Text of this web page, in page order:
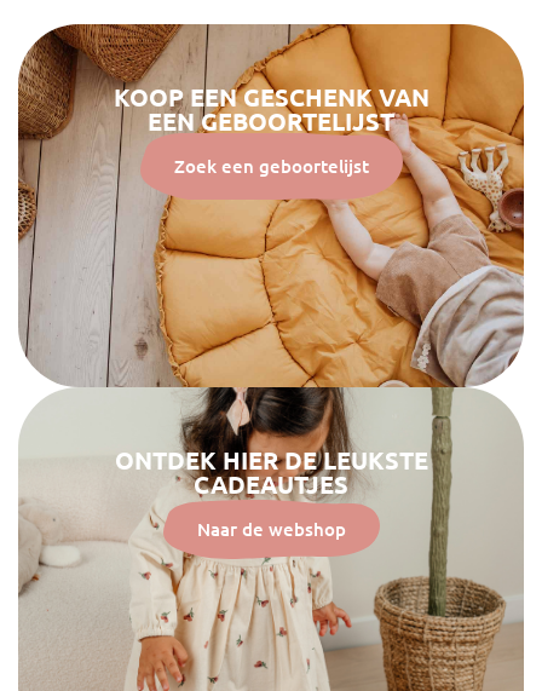
KOOP EEN GESCHENK VAN
EEN GEBOORTELIJST
Zoek een geboortelijst
ONTDEK HIER DE LEUKSTE
CADEAUTJES
Naar de webshop